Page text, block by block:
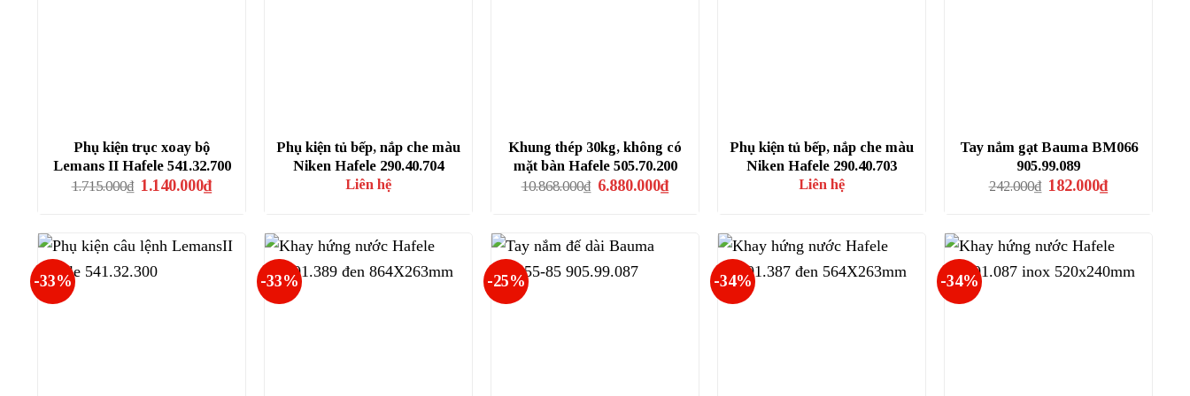
Phụ kiện trục xoay bộ
Lemans II Hafele 541.32.700
1.715.000₫ Giá
1.140.000₫Giá
hiện
1.140.000₫.
Phụ kiện tủ bếp, nắp che màu
Niken Hafele 290.40.704
Liên hệ
Khung thép 30kg, không có
mặt bàn Hafele 505.70.200
10.868.000₫ Giá
6.880.000₫Giá
hiện
6.880.000₫.
Phụ kiện tủ bếp, nắp che màu
Niken Hafele 290.40.703
Liên hệ
Tay nắm gạt Bauma BM066
905.99.089
242.000₫ Giá
182.000₫Giá
hiện
182.000₫.
-33% -33% -25% -34% -34%